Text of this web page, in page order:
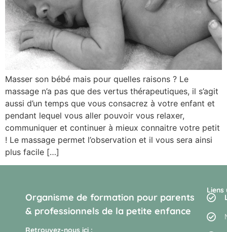
Masser son bébé mais pour quelles raisons ? Le
massage n’a pas que des vertus thérapeutiques, il s’agit
aussi d’un temps que vous consacrez à votre enfant et
pendant lequel vous aller pouvoir vous relaxer,
communiquer et continuer à mieux connaitre votre petit
! Le massage permet l’observation et il vous sera ainsi
plus facile […]
Organisme de formation pour parents
& professionnels de la petite enfance
Retrouvez-nous ici :
Liens